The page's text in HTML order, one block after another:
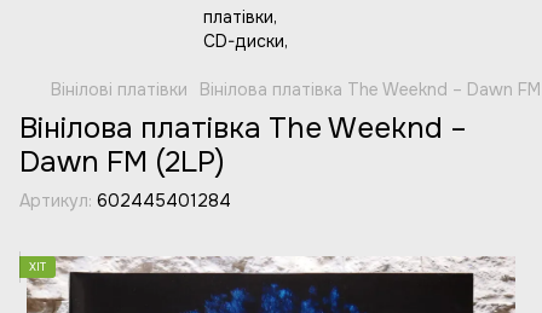
Вінілові платівки Вінілова платівка The Weeknd – Dawn
Вінілова платівка The Weeknd –
Dawn FM (2LP)
Артикул: 602445401284
ХІТ